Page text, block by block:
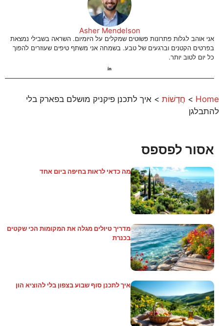
Asher Mendelson
אני אוהב לגלות פתרונות פשוטים שמקלים על היומיום. השראה בשבילי נמצאת
בפרטים הקטנים וברגעים של טבע. בשמחה אני משתף טיפים שעוזרים להפוך
כל יום לטוב יותר.
Home
> חֲדָשׁוֹת > איך לתכנן פיקניק מושלם בפארק בלי
להתבלגן
אסור לפספס
מה כדאי לראות בחיפה ביום אחד
מדריך טיולים מגלה את המקומות הכי שקטים
בכנרת
איך לתכנן סוף שבוע בצפון בלי להוציא הון